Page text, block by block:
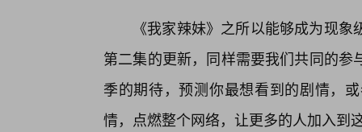
《我家辣妹》之所以能够成为现
第二集的更新，同样需要我们共同的
季的期待，预测你最想看到的剧情，
情，点燃整个网络，让更多的人加入到